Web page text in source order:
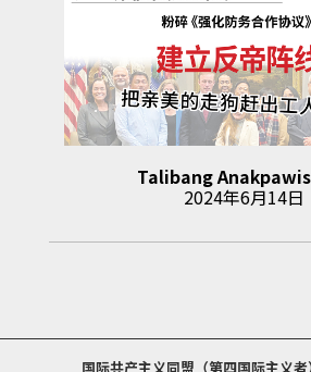
Talibang Anakpawis
2024年6月14日
国际共产主义同盟（第四国际主义者